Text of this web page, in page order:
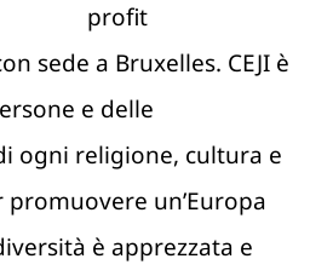
profit
sede a Bruxelles. CEJI è
e delle
ogni religione, cultura e
un’Europa
è apprezzata e